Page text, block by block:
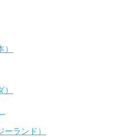
ランド）